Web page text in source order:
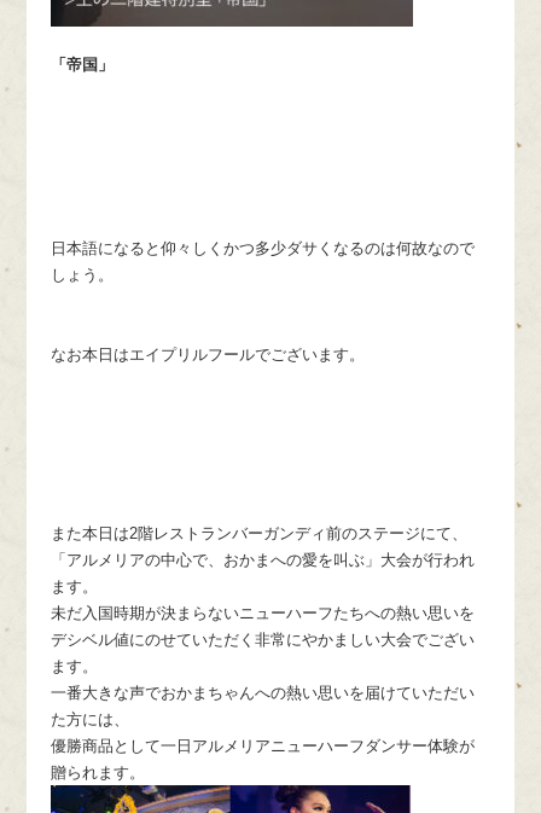
「帝国」
日本語になると仰々しくかつ多少ダサくなるのは何故なので
しょう。
なお本日はエイプリルフールでございます。
また本日は2階レストランバーガンディ前のステージにて、
「アルメリアの中心で、おかまへの愛を叫ぶ」大会が行われ
ます。
未だ入国時期が決まらないニューハーフたちへの熱い思いを
デシベル値にのせていただく非常にやかましい大会でござい
ます。
一番大きな声でおかまちゃんへの熱い思いを届けていただい
た方には、
優勝商品として一日アルメリアニューハーフダンサー体験が
贈られます。